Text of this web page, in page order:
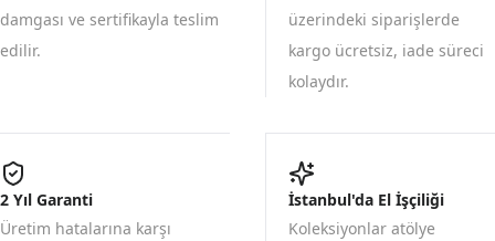
damgası ve sertifikayla teslim
edilir.
üzerindeki siparişlerde
kargo ücretsiz, iade süreci
kolaydır.
2 Yıl Garanti
Üretim hatalarına karşı
İstanbul'da El İşçiliği
Koleksiyonlar atölye